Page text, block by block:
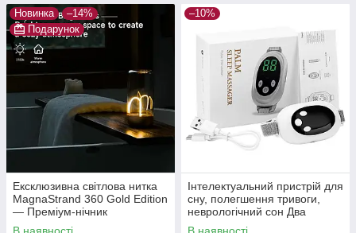
Новинка
–14%
Подарунок
Ексклюзивна світлова нитка
MagnaStrand 360 Gold Edition
— Преміум-нічник
трансформер, дизайнерська
–10%
Інтелектуальний пристрій для
сну, полегшення тривоги,
неврологічний сон Два
режими, 20 рівнів